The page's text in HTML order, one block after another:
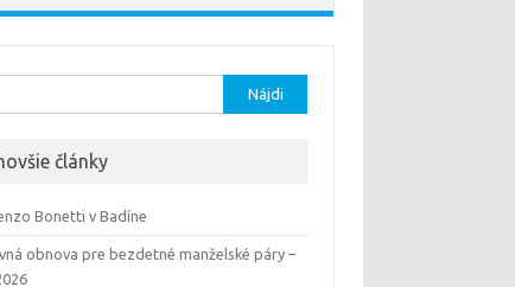
články
Bonetti v Badíne
obnova pre bezdetné manželské páry –